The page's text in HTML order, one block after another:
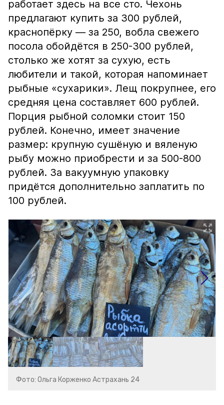
работает здесь на все сто. Чехонь
предлагают купить за 300 рублей,
краснопёрку — за 250, вобла свежего
посола обойдётся в 250-300 рублей,
столько же хотят за сухую, есть
любители и такой, которая напоминает
рыбные «сухарики». Лещ покрупнее, его
средняя цена составляет 600 рублей.
Порция рыбной соломки стоит 150
рублей. Конечно, имеет значение
размер: крупную сушёную и вяленую
рыбу можно приобрести и за 500-800
рублей. За вакуумную упаковку
придётся дополнительно заплатить по
100 рублей.
Фото: Ольга Корженко Астрахань 24